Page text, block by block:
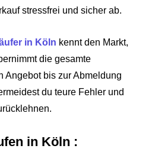
stressfrei und sicher ab.
in Köln kennt den Markt,
die gesamte
Angebot bis zur Abmeldung
du teure Fehler und
in Köln :